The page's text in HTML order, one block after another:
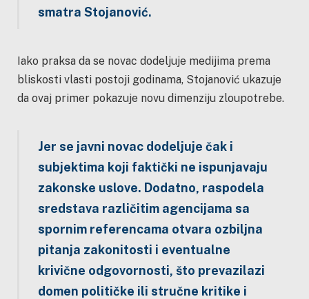
smatra Stojanović.
Iako praksa da se novac dodeljuje medijima prema
bliskosti vlasti postoji godinama, Stojanović ukazuje
da ovaj primer pokazuje novu dimenziju zloupotrebe.
Jer se javni novac dodeljuje čak i
subjektima koji faktički ne ispunjavaju
zakonske uslove. Dodatno, raspodela
sredstava različitim agencijama sa
spornim referencama otvara ozbiljna
pitanja zakonitosti i eventualne
krivične odgovornosti, što prevazilazi
domen političke ili stručne kritike i